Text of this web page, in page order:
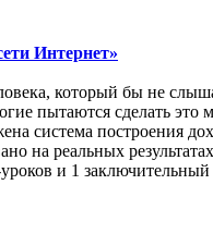
Интернет»
который бы не
пытаются сделать это
система построения
на реальных
и 1